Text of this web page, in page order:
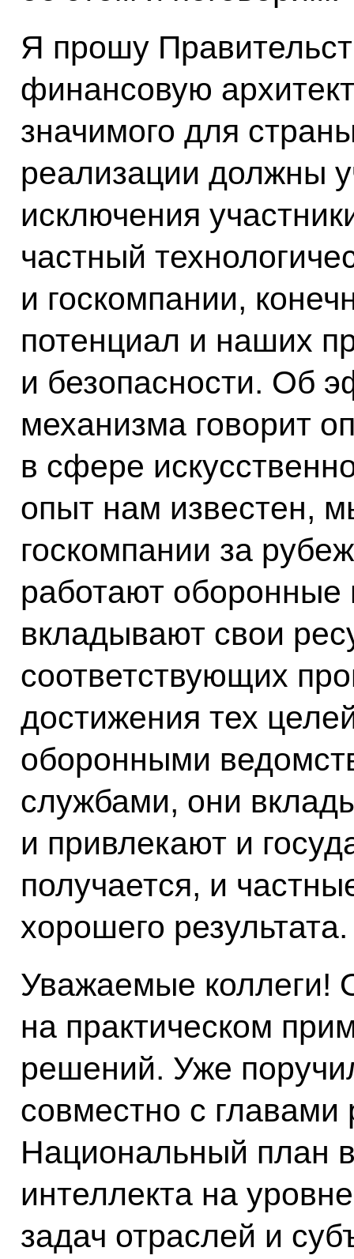
Я прошу
финансовую
значимого для
реализации должны
исключения
частный
и госкомпании,
потенциал и наших
и безопасности. Об
механизма говорит
в сфере
опыт нам известен,
госкомпании за
работают оборонные
вкладывают свои
соответствующих
достижения тех
оборонными
службами, они
и привлекают и
получается, и
хорошего результата.
Уважаемые коллеги!
на практическом
решений. Уже
совместно с
Национальный план
интеллекта на
задач отраслей и